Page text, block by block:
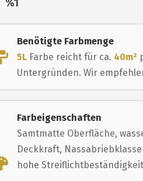
%1
Benötigte Farbmenge
5L Farbe reicht für ca. 40m²
Untergründen. Wir
Farbeigenschaften
Samtmatte Oberfläche,
Deckkraft,
hohe